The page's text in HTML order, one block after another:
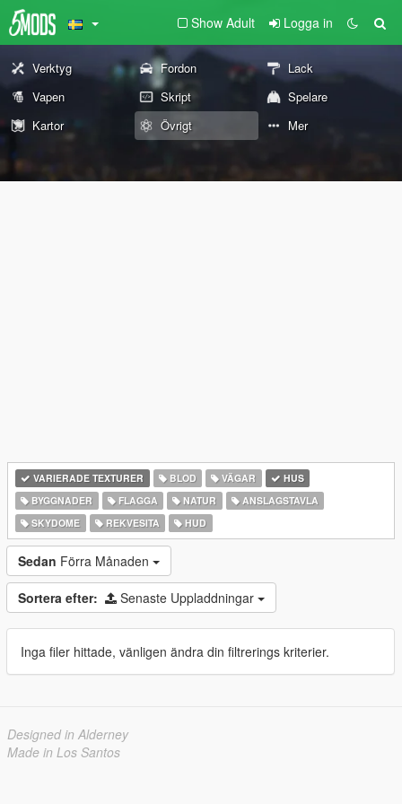
Show Adult Logga in
Verktyg Fordon
Lack
Vapen
Skript
Spelare
Kartor
Övrigt Mer
VARIERADE TEXTURER BLOD VÄGAR
HUS
BYGGNADER
FLAGGA NATUR
ANSLAGSTAVLA
SKYDOME
REKVESITA HUD
Sedan Förra Månaden
Sortera efter: Senaste Uppladdningar
Inga filer hittade, vänligen ändra din filtrerings kriterier.
Designed in Alderney
Made in Los Santos